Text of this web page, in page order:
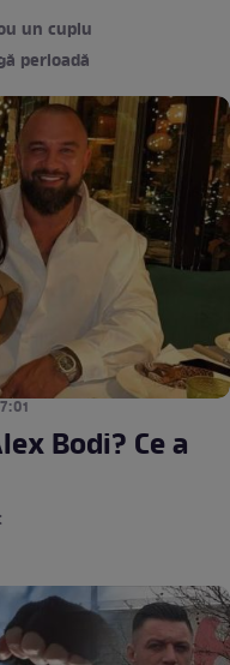
un cuplu
perioadă
Bodi? Ce a